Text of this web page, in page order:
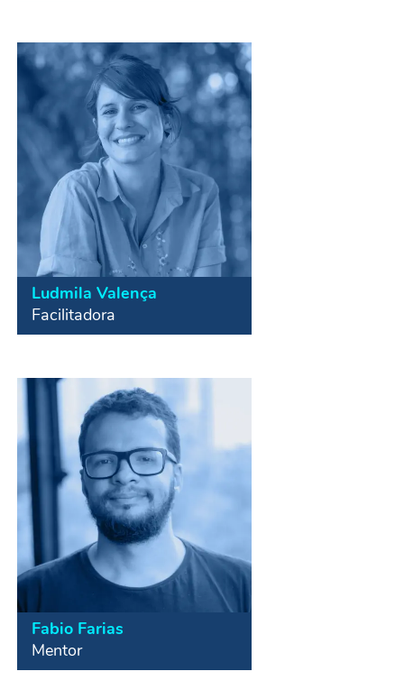
Motirô. Colaborou com empresas e
organizações como Recode, CPFL,
Accenture, Seja Digital e Sebrae em
diversas iniciativas de impacto
social.
Cofundadora da Verda, gestora de
com certificação PMDPro,
consultora em avaliação de impacto,
palestrante e facilitadora na área de
inovação e empreendedorismo
social.
Ludmila Valença
Facilitadora
Fabio Farias
Mentor